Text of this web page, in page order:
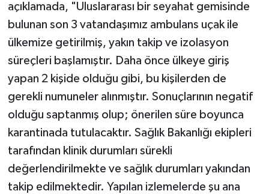
açıklamada, "Uluslararası bir seyahat gemisinde
bulunan son 3 vatandaşımız ambulans uçak ile
ülkemize getirilmiş, yakın takip ve izolasyon
süreçleri başlamıştır. Daha önce ülkeye giriş
yapan 2 kişide olduğu gibi, bu kişilerden de
gerekli numuneler alınmıştır. Sonuçlarının negatif
olduğu saptanmış olup; önerilen süre boyunca
karantinada tutulacaktır. Sağlık Bakanlığı ekipleri
tarafından klinik durumları sürekli
değerlendirilmekte ve sağlık durumları yakından
takip edilmektedir. Yapılan izlemelerde şu ana